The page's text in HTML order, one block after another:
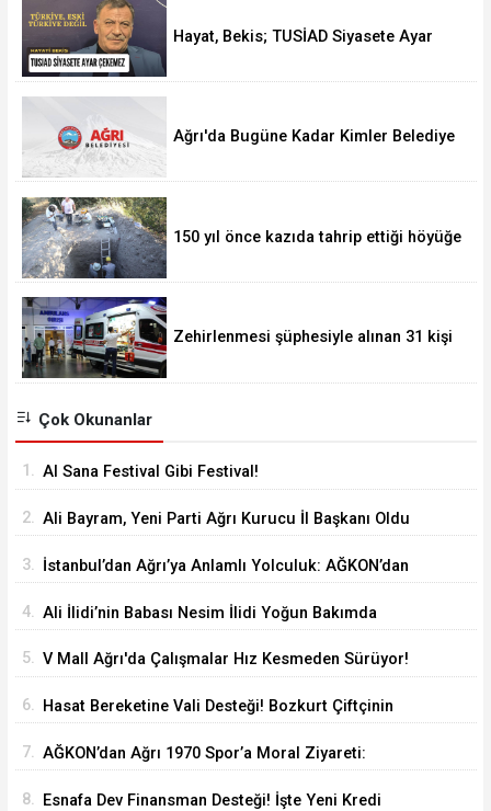
Hayat, Bekis; TUSİAD Siyasete Ayar
Ağrı'da Bugüne Kadar Kimler Belediye
150 yıl önce kazıda tahrip ettiği höyüğe
Zehirlenmesi şüphesiyle alınan 31 kişi
Çok Okunanlar
1. Al Sana Festival Gibi Festival!
2. Ali Bayram, Yeni Parti Ağrı Kurucu İl Başkanı Oldu
3. İstanbul’dan Ağrı’ya Anlamlı Yolculuk: AĞKON’dan
4. Ali İlidi’nin Babası Nesim İlidi Yoğun Bakımda
5. V Mall Ağrı'da Çalışmalar Hız Kesmeden Sürüyor!
6. Hasat Bereketine Vali Desteği! Bozkurt Çiftçinin
7. AĞKON’dan Ağrı 1970 Spor’a Moral Ziyareti:
8. Esnafa Dev Finansman Desteği! İşte Yeni Kredi